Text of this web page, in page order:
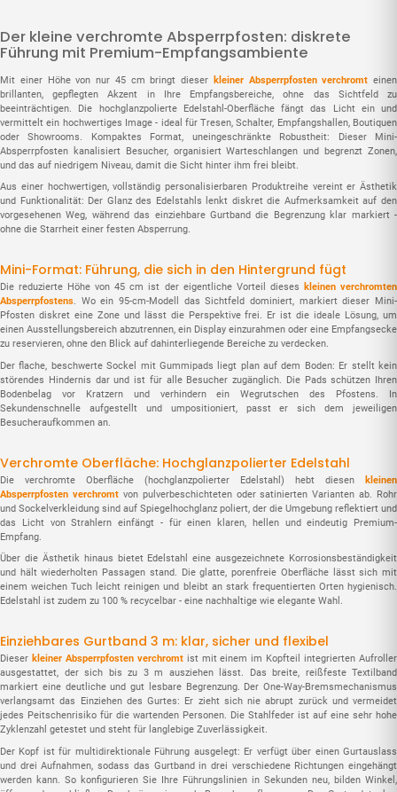
Der kleine verchromte Absperrpfosten: diskrete
Führung mit Premium-Empfangsambiente
Mit einer Höhe von nur 45 cm bringt dieser kleiner Absperrpfosten verchromt einen
brillanten, gepflegten Akzent in Ihre Empfangsbereiche, ohne das Sichtfeld zu
beeinträchtigen. Die hochglanzpolierte Edelstahl-Oberfläche fängt das Licht ein und
vermittelt ein hochwertiges Image - ideal für Tresen, Schalter, Empfangshallen, Boutiquen
oder Showrooms. Kompaktes Format, uneingeschränkte Robustheit: Dieser Mini-
Absperrpfosten kanalisiert Besucher, organisiert Warteschlangen und begrenzt Zonen,
und das auf niedrigem Niveau, damit die Sicht hinter ihm frei bleibt.
Aus einer hochwertigen, vollständig personalisierbaren Produktreihe vereint er Ästhetik
und Funktionalität: Der Glanz des Edelstahls lenkt diskret die Aufmerksamkeit auf den
vorgesehenen Weg, während das einziehbare Gurtband die Begrenzung klar markiert -
ohne die Starrheit einer festen Absperrung.
Mini-Format: Führung, die sich in den Hintergrund fügt
Die reduzierte Höhe von 45 cm ist der eigentliche Vorteil dieses
kleinen verchromten
Absperrpfostens. Wo ein 95-cm-Modell das Sichtfeld dominiert, markiert dieser Mini-
Pfosten diskret eine Zone und lässt die Perspektive frei. Er ist die ideale Lösung, um
einen Ausstellungsbereich abzutrennen, ein Display einzurahmen oder eine Empfangsecke
zu reservieren, ohne den Blick auf dahinterliegende Bereiche zu verdecken.
Der flache, beschwerte Sockel mit Gummipads liegt plan auf dem Boden: Er stellt kein
störendes Hindernis dar und ist für alle Besucher zugänglich. Die Pads schützen Ihren
Bodenbelag vor Kratzern und verhindern ein Wegrutschen des Pfostens. In
Sekundenschnelle aufgestellt und umpositioniert, passt er sich dem jeweiligen
Besucheraufkommen an.
Verchromte Oberfläche: Hochglanzpolierter Edelstahl
Die verchromte Oberfläche (hochglanzpolierter Edelstahl) hebt diesen
kleinen
Absperrpfosten verchromtvon pulverbeschichteten oder satinierten Varianten ab. Rohr
und Sockelverkleidung sind auf Spiegelhochglanz poliert, der die Umgebung reflektiert und
das Licht von Strahlern einfängt - für einen klaren, hellen und eindeutig Premium-
Empfang.
Über die Ästhetik hinaus bietet Edelstahl eine ausgezeichnete Korrosionsbeständigkeit
und hält wiederholten Passagen stand. Die glatte, porenfreie Oberfläche lässt sich mit
einem weichen Tuch leicht reinigen und bleibt an stark frequentierten Orten hygienisch.
Edelstahl ist zudem zu 100 % recycelbar - eine nachhaltige wie elegante Wahl.
Einziehbares Gurtband 3 m: klar, sicher und flexibel
Dieser kleiner Absperrpfosten verchromtist mit einem im Kopfteil integrierten Aufroller
ausgestattet, der sich bis zu 3 m ausziehen lässt. Das breite, reißfeste Textilband
markiert eine deutliche und gut lesbare Begrenzung. Der One-Way-Bremsmechanismus
verlangsamt das Einziehen des Gurtes: Er zieht sich nie abrupt zurück und vermeidet
jedes Peitschenrisiko für die wartenden Personen. Die Stahlfeder ist auf eine sehr hohe
Zyklenzahl getestet und steht für langlebige Zuverlässigkeit.
Der Kopf ist für multidirektionale Führung ausgelegt: Er verfügt über einen Gurtauslass
und drei Aufnahmen, sodass das Gurtband in drei verschiedene Richtungen eingehängt
werden kann. So konfigurieren Sie Ihre Führungslinien in Sekunden neu, bilden Winkel,